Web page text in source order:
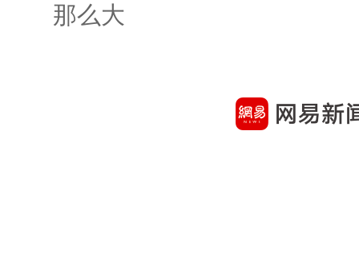
那么大